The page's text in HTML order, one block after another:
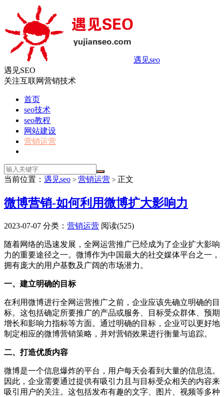
遇见seo
遇见SEO
关注互联网营销技术
首页
seo技术
seo教程
网站建设
营销运营
当前位置： 遇见seo > 营销运营 > 正文
微博营销-如何利用微博扩大影响力
2023-07-07 分类： 营销运营 阅读(525)
随着网络的迅速发展，全网运营推广已经成为了企业扩大影响
力的重要途径之一。微博作为中国最大的社交媒体平台之一，
拥有庞大的用户基数及广阔的市场潜力。
一、建立明确的目标
在利用微博进行全网运营推广之前，企业应该先确立明确的目
标。这包括确定所要推广的产品或服务、目标受众群体、预期
增长和影响力指标等方面。通过明确的目标，企业可以更好地
制定相应的微博营销策略，并对营销效果进行衡量与追踪。
二、打造优质内容
微博是一个信息爆炸的平台，用户每天会看到大量的信息流。
因此，企业需要通过提供有吸引力且与目标受众相关的内容来
吸引用户的关注。这包括发布有趣的文字、图片、视频等多种